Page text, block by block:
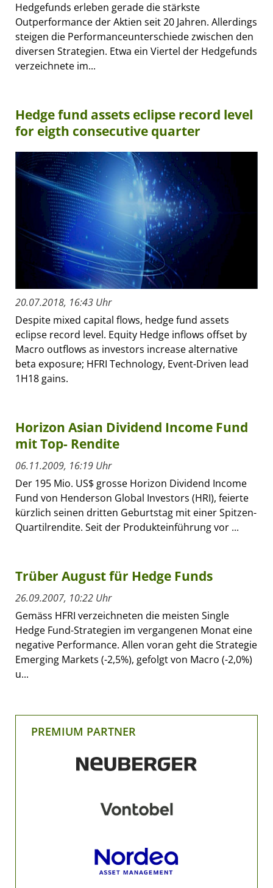
Hedgefunds erleben gerade die stärkste
Outperformance der Aktien seit 20 Jahren. Allerdings
steigen die Performanceunterschiede zwischen den
diversen Strategien. Etwa ein Viertel der Hedgefunds
verzeichnete im...
Hedge fund assets eclipse record level
for eigth consecutive quarter
20.07.2018, 16:43 Uhr
Despite mixed capital flows, hedge fund assets
eclipse record level. Equity Hedge inflows offset by
Macro outflows as investors increase alternative
beta exposure; HFRI Technology, Event-Driven lead
1H18 gains.
Horizon Asian Dividend Income Fund
mit Top- Rendite
06.11.2009, 16:19 Uhr
Der 195 Mio. US$ grosse Horizon Dividend Income
Fund von Henderson Global Investors (HRI), feierte
kürzlich seinen dritten Geburtstag mit einer Spitzen-
Quartilrendite. Seit der Produkteinführung vor ...
Trüber August für Hedge Funds
26.09.2007, 10:22 Uhr
Gemäss HFRI verzeichneten die meisten Single
Hedge Fund-Strategien im vergangenen Monat eine
negative Performance. Allen voran geht die Strategie
Emerging Markets (-2,5%), gefolgt von Macro (-2,0%)
u...
PREMIUM PARTNER